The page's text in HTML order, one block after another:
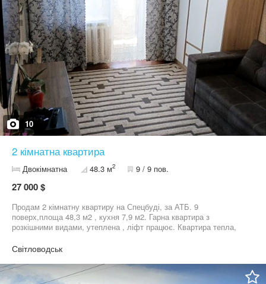
10
2 кімнатна квартира
Двокімнатна 48.3 м2 9 / 9 пов.
27 000 $
Продам 2 кімнатну квартиру на Спецбуді, за АТБ. 9
поверх,площа 48,3 м2 , кухня 7,9 м2. Гарна квартира з
розкішними видами, утеплена , ліфт працює. Квартира тепла,
сантехніка замінена на пластик, труби поліпропілен. Лоджа на 2
кімнати засклена. В радіусі 200 метрів: АТБ, Маркетопт, Нова
Пошта, дит садки, школа, зупинка, автостоянка, набережна.
Продаж неспішний від власника
Світловодськ